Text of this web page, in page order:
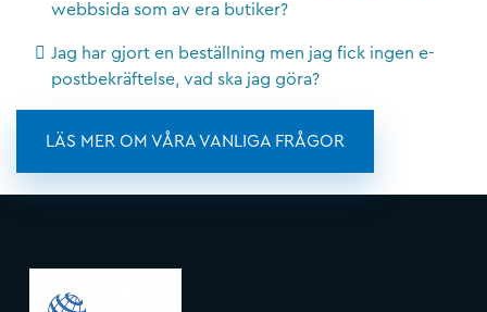
webbsida som av era butiker?
Jag har gjort en beställning men jag fick ingen e-
postbekräftelse, vad ska jag göra?
LÄS MER OM VÅRA VANLIGA FRÅGOR